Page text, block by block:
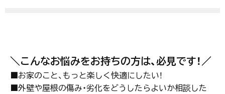
＼こんなお悩みをお持ちの方は、必見です！／
■お家のこと、もっと楽しく快適にしたい！
■外壁や屋根の傷み・劣化をどうしたらよいか相談した